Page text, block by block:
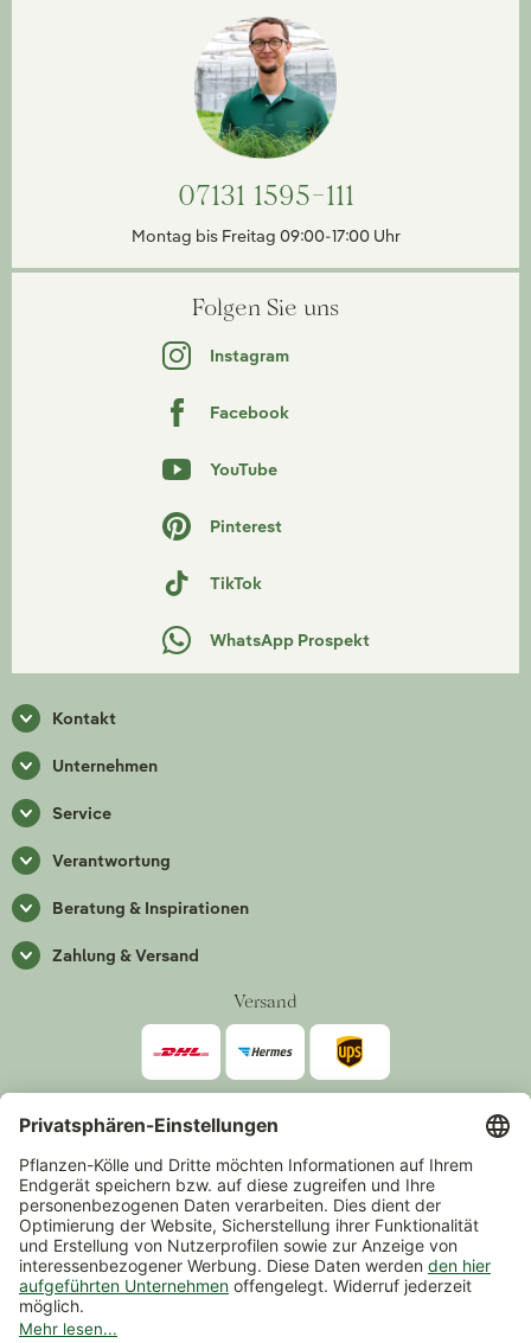
07131 1595-111
Montag bis Freitag 09:00-17:00 Uhr
Folgen Sie uns
Instagram
Facebook
YouTube
Pinterest
TikTok
WhatsApp Prospekt
Kontakt
Unternehmen
Service
Verantwortung
Beratung & Inspirationen
Zahlung & Versand
Versand
Zahlarten
*Alle Preise inkl. gesetzlicher Mehrwertsteuer zzgl.Versand
Mindestbestellwert 14,90 €, ausgenommen sind Gutscheine und
Events.